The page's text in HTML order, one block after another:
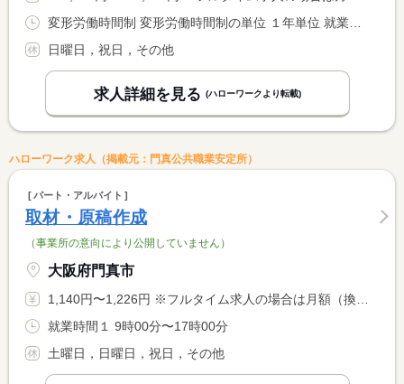
変形労働時間制 変形労働時間制の単位 １年単位 就業時間１ 8時00分〜17時30分 就業時間に関する特記事項 時間外労働なしもご相談可能です
日曜日，祝日，その他
求人詳細を見る (ハローワークより転載)
ハローワーク求人（掲載元：門真公共職業安定所）
パート・アルバイト
取材・原稿作成
（事業所の意向により公開していません）
大阪府門真市
1,140円〜1,226円 ※フルタイム求人の場合は月額（換算額）、パート求人の場合は時間額を表示しています。
就業時間１ 9時00分〜17時00分
土曜日，日曜日，祝日，その他